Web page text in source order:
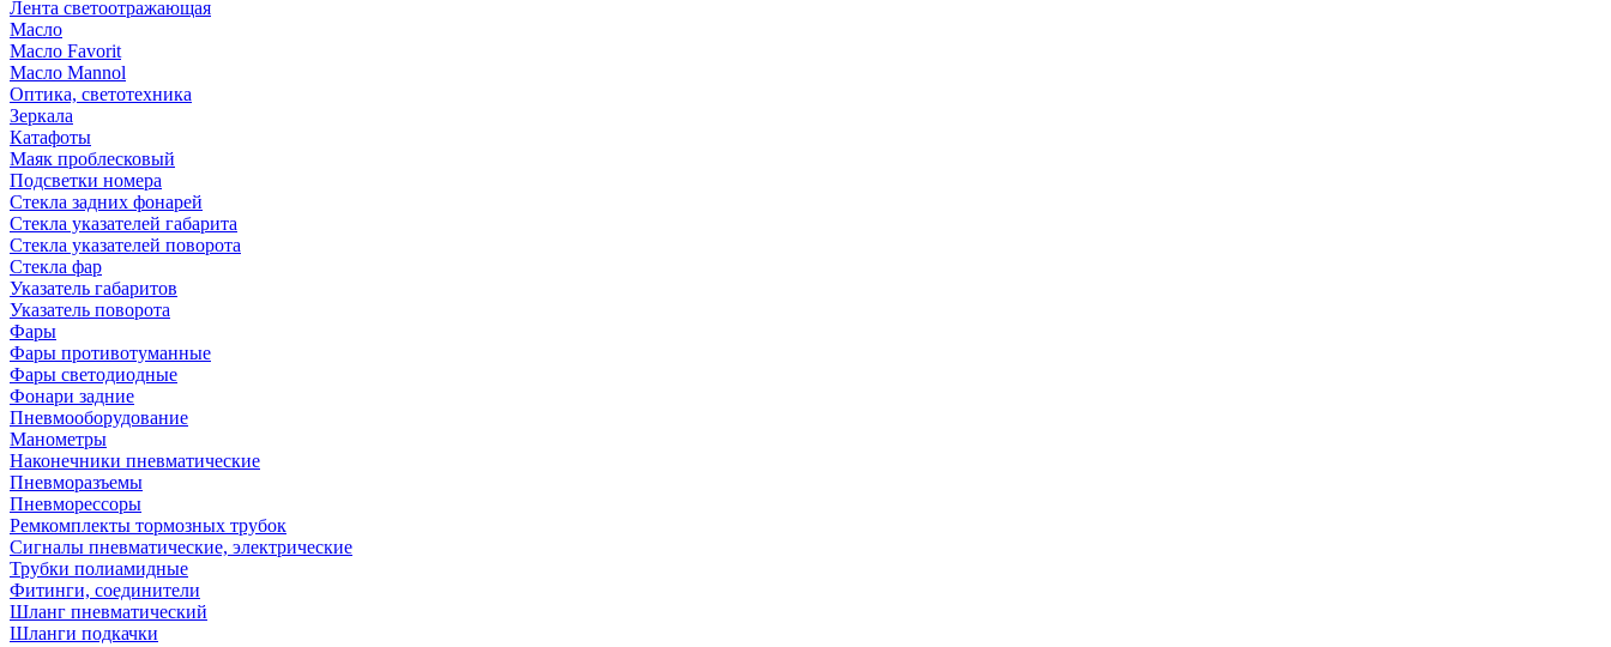
Лента светоотражающая
Масло
Масло Favorit
Масло Mannol
Оптика, светотехника
Зеркала
Катафоты
Маяк проблесковый
Подсветки номера
Стекла задних фонарей
Стекла указателей габарита
Стекла указателей поворота
Стекла фар
Указатель габаритов
Указатель поворота
Фары
Фары противотуманные
Фары светодиодные
Фонари задние
Пневмооборудование
Манометры
Наконечники пневматические
Пневморазъемы
Пневморессоры
Ремкомплекты тормозных трубок
Сигналы пневматические, электрические
Трубки полиамидные
Фитинги, соединители
Шланг пневматический
Шланги подкачки